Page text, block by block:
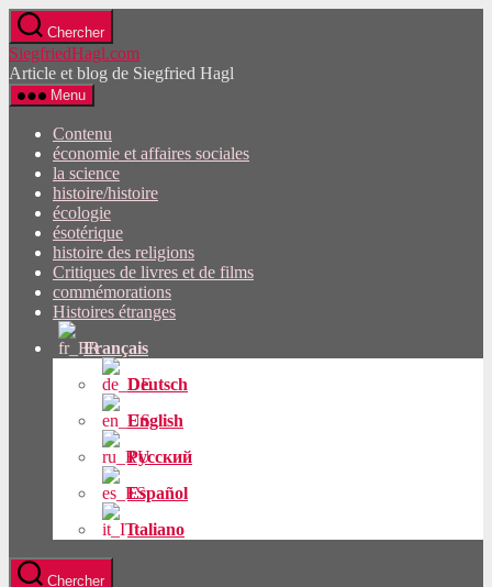
Passez
directement
au
contenu
Chercher
SiegfriedHagl.com
Article et blog de Siegfried Hagl
Menu
Contenu
économie et affaires sociales
la science
histoire/histoire
écologie
ésotérique
histoire des religions
Critiques de livres et de films
commémorations
Histoires étranges
Français
Deutsch
English
Русский
Español
Italiano
Chercher